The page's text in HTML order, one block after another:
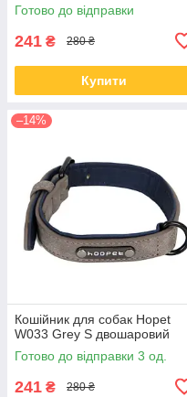
Готово до відправки
241 ₴ 280 ₴
Купити
–14%
Кошійник для собак Hopet
W033 Grey S двошаровий
Готово до відправки 3 од.
241 ₴ 280 ₴